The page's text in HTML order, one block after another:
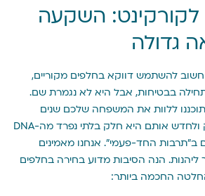
לקורקינט: השקעה
גדולה
להשתמש דווקא בחלפים מקוריים,
בבטיחות, אבל היא לא נגמרת שם.
ללוות את המשפחה שלכם שנים
קדימה, והיכולת לתחזק ולחדש אותם היא חלק בלתי נפרד מה-DNA
ב”תרבות החד-פעמי”. אנחנו מאמינים
ליהנות. הנה הסיבות מדוע בחירה בחלפים
החכמה ביותר: